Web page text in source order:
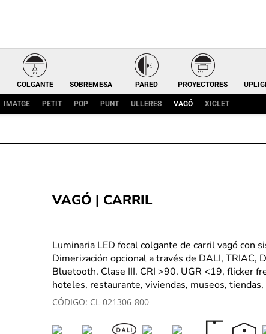
IMATGE PETIT POP PUNT ULLERES VAGÓ XICLET
COLGANTE SOBREMESA PARED PROYECTORES
VAGÓ | CARRIL
Luminaria LED focal colgante de carril vagó con
Dimerización opcional a través de DALI, TRIAC,
Bluetooth. Clase III. CRI >90. UGR <19, flicker
hoteles, restaurante, viviendas, museos, tiendas,
CÓDIGO: CL-021306-800